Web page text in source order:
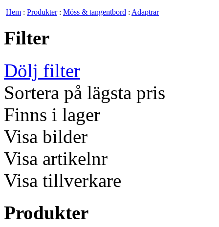
Hem : Produkter: Möss & tangentbord : Adaptrar
Filter
Dölj filter
Sortera på lägsta pris
Finns i lager
Visa bilder
Visa artikelnr
Visa tillverkare
Produkter